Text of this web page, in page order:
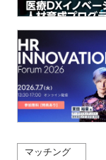
マッチング